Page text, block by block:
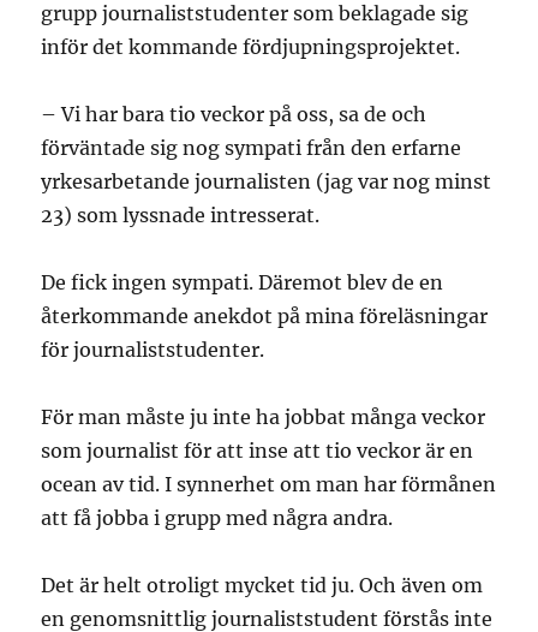
grupp journaliststudenter som beklagade sig
inför det kommande fördjupningsprojektet.
– Vi har bara tio veckor på oss, sa de och
förväntade sig nog sympati från den erfarne
yrkesarbetande journalisten (jag var nog minst
23) som lyssnade intresserat.
De fick ingen sympati. Däremot blev de en
återkommande anekdot på mina föreläsningar
för journaliststudenter.
För man måste ju inte ha jobbat många veckor
som journalist för att inse att tio veckor är en
ocean av tid. I synnerhet om man har förmånen
att få jobba i grupp med några andra.
Det är helt otroligt mycket tid ju. Och även om
en genomsnittlig journaliststudent förstås inte